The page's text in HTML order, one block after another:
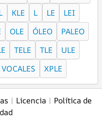
KLE L LE
LEI
OLE ÓLEO
PALEO
TELE TLE
ULE
VOCALES XPLE
| Licencia | Política de